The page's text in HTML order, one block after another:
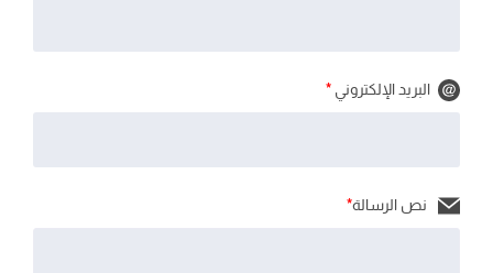
البريد الإلكتروني *
نص الرسالة*